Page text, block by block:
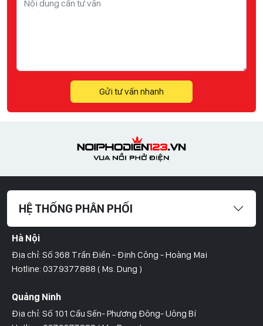
Gửi tư vấn nhanh
HỆ THỐNG PHÂN PHỐI
Hà Nội
Địa chỉ: Số 368 Trần Điền - Định Công - Hoàng Mai
Hotline: 037.9377.888 ( Ms. Dung )
Quảng Ninh
Địa chỉ: Số 101 Cầu Sến- Phương Đông- Uông Bí